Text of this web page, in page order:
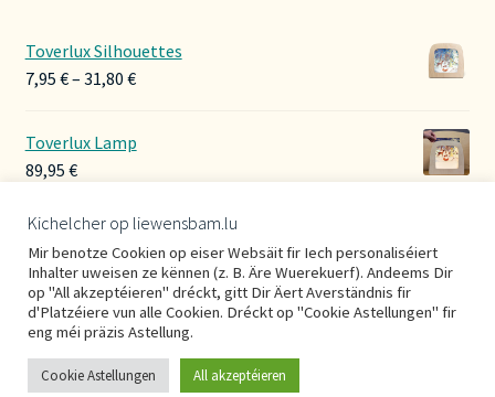
Toverlux Silhouettes
7,95 €– 31,80 €Preisspanne:
Toverlux Lamp
89,95 €
Hoerbänner Wollwalk
29,00€
Kichelcher op liewensbam.lu
Mir benotze Cookien op eiser Websäit fir Iech personaliséiert
Inhalter uweisen ze kënnen (z. B. Äre Wuerekuerf). Andeems Dir
op "All akzeptéieren" dréckt, gitt Dir Äert Averständnis fir
d'Platzéiere vun alle Cookien. Dréckt op "Cookie Astellungen" fir
eng méi präzis Astellung.
Cookie Astellungen All akzeptéieren